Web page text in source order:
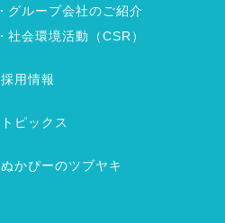
グループ会社のご紹介
社会環境活動（CSR）
採用情報
トピックス
ぬかぴーのツブヤキ